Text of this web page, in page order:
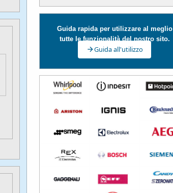
Guida rapida per utilizzare al meglio
tutte le funzionalità del nostro sito.
Guida all'utilizzo